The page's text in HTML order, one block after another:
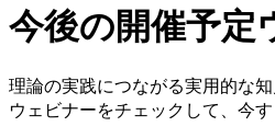
今後の開催予定
理論の実践につながる実用的な
ウェビナーをチェックして、 今